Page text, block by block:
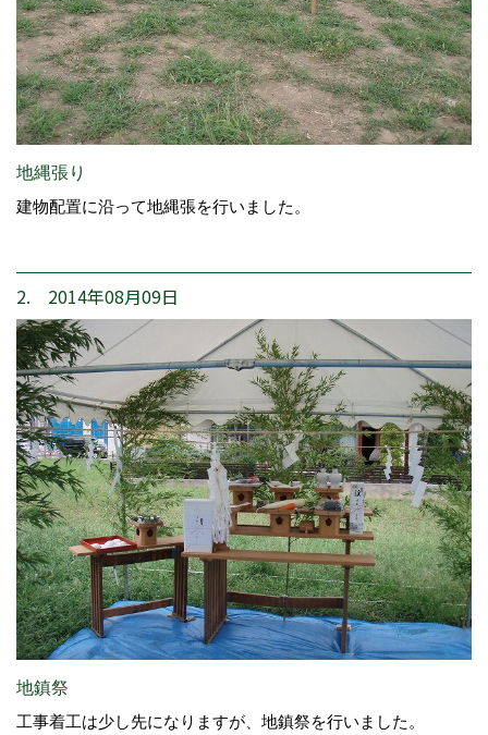
地縄張り
建物配置に沿って地縄張を行いました。
2. 2014年08月09日
地鎮祭
工事着工は少し先になりますが、地鎮祭を行いました。